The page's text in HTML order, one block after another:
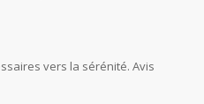
vers la sérénité. Avis